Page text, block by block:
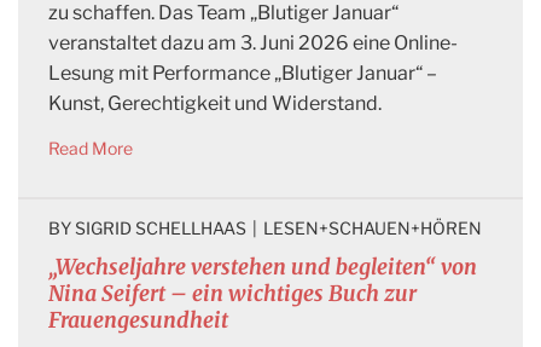
zu schaffen. Das Team „Blutiger Januar“
veranstaltet dazu am 3. Juni 2026 eine Online-
Lesung mit Performance „Blutiger Januar“ –
Kunst, Gerechtigkeit und Widerstand.
Read More
„Wechseljahre verstehen und begleiten“ von
Nina Seifert – ein wichtiges Buch zur
Frauengesundheit
BY SIGRID SCHELLHAAS LESEN+SCHAUEN+HÖREN